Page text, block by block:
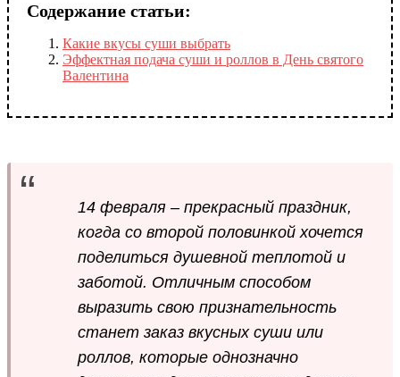
Содержание статьи:
Какие вкусы суши выбрать
Эффектная подача суши и роллов в День святого
Валентина
14 февраля – прекрасный праздник,
когда со второй половинкой хочется
поделиться душевной теплотой и
заботой. Отличным способом
выразить свою признательность
станет заказ вкусных суши или
роллов, которые однозначно